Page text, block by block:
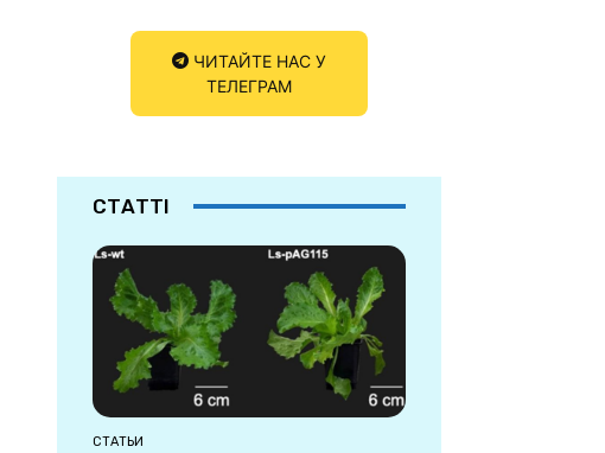
ЧИТАЙТЕ НАС У
ТЕЛЕГРАМ
СТАТТІ
СТАТЬИ